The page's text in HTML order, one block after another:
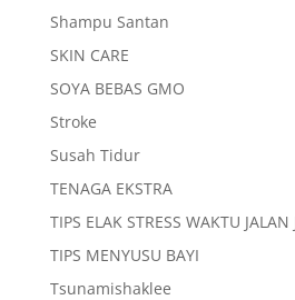
Shampu Santan
SKIN CARE
SOYA BEBAS GMO
Stroke
Susah Tidur
TENAGA EKSTRA
TIPS ELAK STRESS WAKTU JALAN
TIPS MENYUSU BAYI
Tsunamishaklee